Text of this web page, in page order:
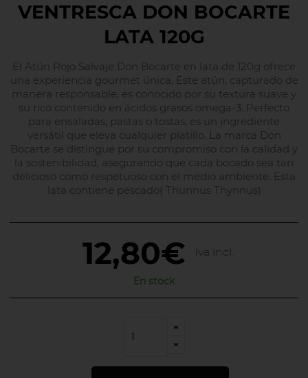
VENTRESCA DON BOCARTE
LATA 120G
El Atún Rojo Salvaje Don Bocarte en lata de 120g ofrece
una experiencia gourmet única. Este atún, capturado de
manera responsable, es conocido por su textura suave y
su rico contenido en ácidos grasos omega-3. Perfecto
para ensaladas, pastas o tostas, es un ingrediente
versátil que eleva cualquier platillo. La marca Don
Bocarte se distingue por su compromiso con la calidad y
la sostenibilidad, asegurando que cada bocado sea tan
delicioso como respetuoso con el medio ambiente. Esta
lata contiene pescado( Thunnus Thynnus)
12,80€ iva incl.
En stock